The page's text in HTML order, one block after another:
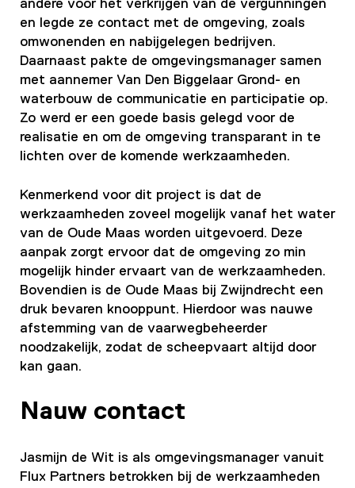
andere voor het verkrijgen van de vergunningen
en legde ze contact met de omgeving, zoals
omwonenden en nabijgelegen bedrijven.
Daarnaast pakte de omgevingsmanager samen
met aannemer Van Den Biggelaar Grond- en
waterbouw de communicatie en participatie op.
Zo werd er een goede basis gelegd voor de
realisatie en om de omgeving transparant in te
lichten over de komende werkzaamheden.
Kenmerkend voor dit project is dat de
werkzaamheden zoveel mogelijk vanaf het water
van de Oude Maas worden uitgevoerd. Deze
aanpak zorgt ervoor dat de omgeving zo min
mogelijk hinder ervaart van de werkzaamheden.
Bovendien is de Oude Maas bij Zwijndrecht een
druk bevaren knooppunt. Hierdoor was nauwe
afstemming van de vaarwegbeheerder
noodzakelijk, zodat de scheepvaart altijd door
kan gaan.
Nauw contact
Jasmijn de Wit is als omgevingsmanager vanuit
Flux Partners betrokken bij de werkzaamheden